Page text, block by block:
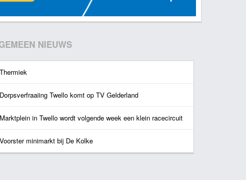
NIEUWS
Thermiek
Dorpsverfraaiing Twello komt op TV Gelderland
Marktplein in Twello wordt volgende week een klein racecircuit
Voorster minimarkt bij De Kolke